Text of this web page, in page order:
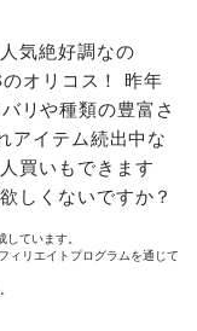
気絶好調なの
オリコス！ 昨年
リや種類の豊富さ
アイテム続出中な
買いもできます
しくないですか？
ています。
ィリエイトプログラムを通じて